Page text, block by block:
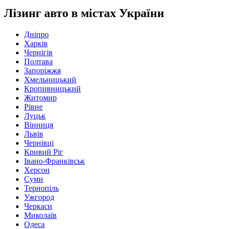
Лізинг авто в містах України
Дніпро
Харків
Чернігів
Полтава
Запоріжжя
Хмельницький
Кропивницький
Житомир
Рівне
Луцьк
Вінниця
Львів
Чернівці
Кривий Ріг
Івано-Франківськ
Херсон
Суми
Тернопіль
Ужгород
Черкаси
Миколаїв
Одеса